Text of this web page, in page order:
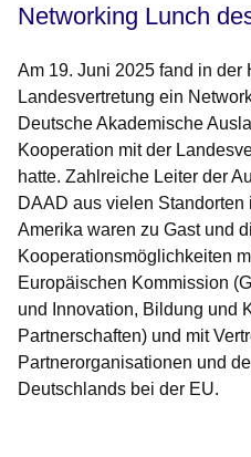
Networking Lunch
Am 19. Juni 2025 fand in der
Landesvertretung ein
Deutsche Akademische
Kooperation mit der
hatte. Zahlreiche Leiter der
DAAD aus vielen Standorten
Amerika waren zu Gast und
Kooperationsmöglichkeiten
Europäischen Kommission
und Innovation, Bildung und
Partnerschaften) und mit
Partnerorganisationen und
Deutschlands bei der EU.